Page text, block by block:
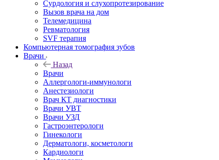
Сурдология и слухопротезирование
Вызов врача на дом
Телемедицина
Ревматология
SVF терапия
Компьютерная томография зубов
Врачи
Назад
Врачи
Аллергологи-иммунологи
Анестезиологи
Врач КТ диагностики
Врачи УВТ
Врачи УЗД
Гастроэнтерологи
Гинекологи
Дерматологи, косметологи
Кардиологи